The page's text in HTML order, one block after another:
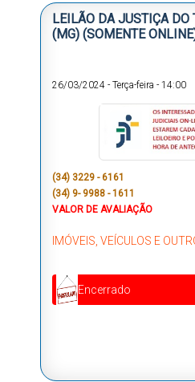
LEILÃO DA JUSTIÇA DO
(MG) (SOMENTE
26/03/2024 - Terça-feira - 14:00
(34) 3229 - 6161
(34) 9- 9988 - 1611
VALOR DE AVALIAÇÃO
IMÓVEIS, VEÍCULOS E
Encerrado